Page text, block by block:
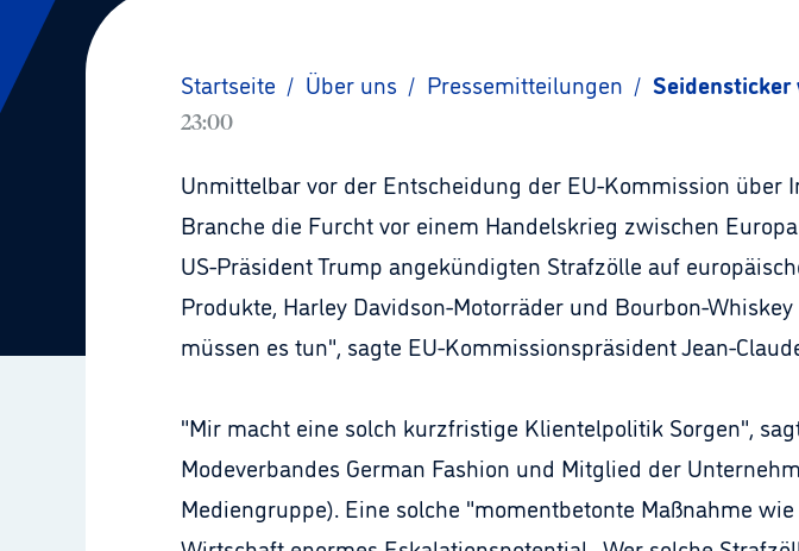
Startseite / Über uns / Pressemitteilungen /
23:00
Unmittelbar vor der Entscheidung der EU-Kommission
Branche die Furcht vor einem Handelskrieg zwischen
US-Präsident Trump angekündigten Strafzölle auf
Produkte, Harley Davidson-Motorräder und Bourbon-
müssen es tun", sagte EU-Kommissionspräsident Jean-
"Mir macht eine solch kurzfristige Klientelpolitik Sorgen",
Modeverbandes German Fashion und Mitglied der
Mediengruppe). Eine solche "momentbetonte Maßnahme